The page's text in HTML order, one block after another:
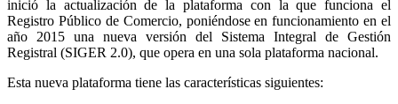
inició la actualización de la plataforma con la que funciona el
Registro Público de Comercio, poniéndose en funcionamiento en el
año 2015 una nueva versión del Sistema Integral de Gestión
Registral (SIGER 2.0), que opera en una sola plataforma nacional.
Esta nueva plataforma tiene las características siguientes: